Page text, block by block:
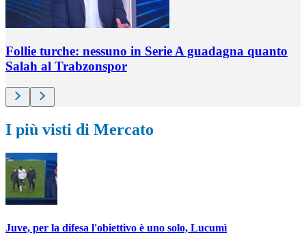
Follie turche: nessuno in Serie A guadagna quanto
Salah al Trabzonspor
I più visti di Mercato
Juve, per la difesa l'obiettivo è uno solo, Lucumì